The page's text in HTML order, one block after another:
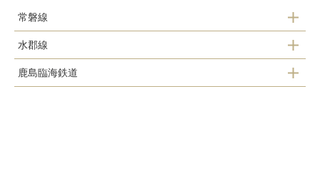
常磐線
内原駅
赤塚駅
水郡線
水戸駅
鹿島臨海鉄道